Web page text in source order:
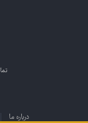
درباره ما